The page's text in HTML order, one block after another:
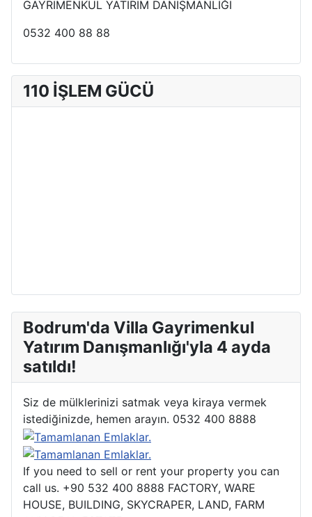
GAYRİMENKUL YATIRIM DANIŞMANLIĞI
0532 400 88 88
110 İŞLEM GÜCÜ
Bodrum'da Villa Gayrimenkul
Yatırım Danışmanlığı'yla 4 ayda
satıldı!
Siz de mülklerinizi satmak veya kiraya vermek
istediğinizde, hemen arayın. 0532 400 8888
If you need to sell or rent your property you can
call us. +90 532 400 8888 FACTORY, WARE
HOUSE, BUILDING, SKYCRAPER, LAND, FARM